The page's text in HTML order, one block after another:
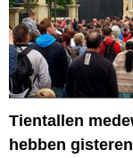
Tientallen
hebben